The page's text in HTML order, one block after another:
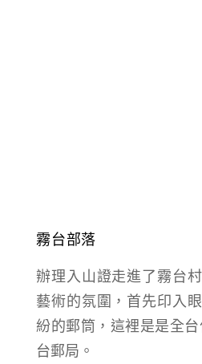
霧台部落
辦理入山證走進了霧台
藝術的氛圍， 首先印入
紛的郵筒，這裡是是全
台郵局。